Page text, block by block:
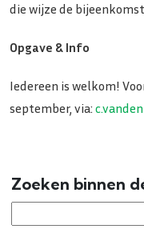
die wijze de
Opgave & Info
Iedereen is welkom!
september, via:
Zoeken binnen